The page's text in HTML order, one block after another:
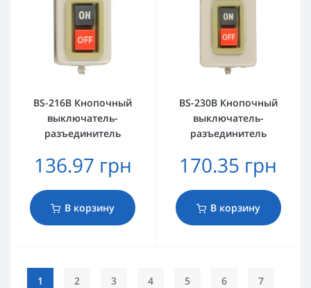
BS-216B Кнопочный
выключатель-
разъединитель
136.97 грн
В корзину
BS-230B Кнопочный
выключатель-
разъединитель
170.35 грн
В корзину
1 2 3 4 5 6 7